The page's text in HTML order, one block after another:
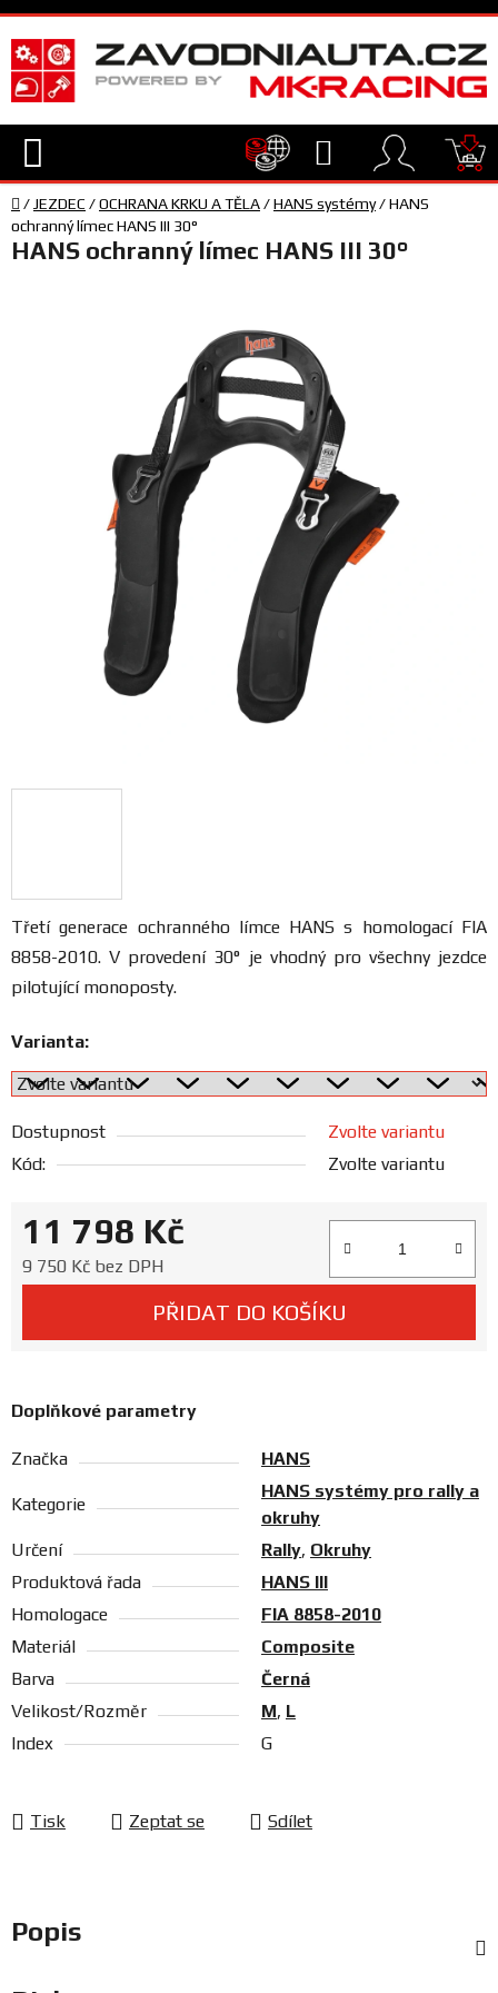
Přejít
na
obsah
Hledat
TECHNIKA
FANOUŠCI
Obchodní
podmínky
Ceníky
a
katalogy
Domů
/ JEZDEC /OCHRANA KRKU A TĚLA/HANS systémy/HANS
ochranný límec HANS III 30°
Třetí generace ochranného límce HANS s homologací FIA
8858-2010. V provedení 30° je vhodný pro všechny jezdce
pilotující monoposty.
Varianta:
Dostupnost
Zvolte variantu
Kód:
Zvolte variantu
11 798 Kč
9 750 Kč bez DPH
PŘIDAT DO KOŠÍKU
Doplňkové parametry
Značka HANS
Kategorie
HANS systémy pro rally a
okruhy
Určení
Rally, Okruhy
Produktová řada
HANS III
Homologace
FIA 8858-2010
Materiál
Composite
Barva
Černá
Velikost/Rozměr
M, L
Index
G
Tisk Zeptat se Sdílet
HANS ochranný límec HANS III 30°
Popis